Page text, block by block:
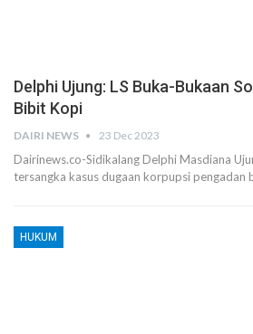
Delphi Ujung: LS Buka-Bukaan
Bibit Kopi
DAIRI NEWS 23 Dec 2023
Dairinews.co-Sidikalang Delphi Masdiana
tersangka kasus dugaan korpupsi pengadan
HUKUM